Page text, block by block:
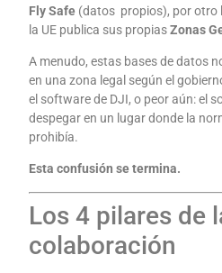
Fly Safe (datos propios), por otro
la UE publica sus propiasZonas
A menudo, estas bases de datos
en una zona legal según el
el software de DJI, o peor aún: el
despegar en un lugar donde la
prohibía.
Esta confusión se termina.
Los 4 pilares de
colaboración